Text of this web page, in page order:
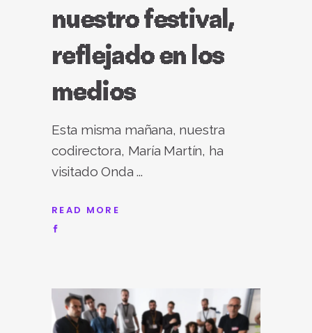
nuestro festival,
reflejado en los
medios
Esta misma mañana, nuestra
codirectora, María Martín, ha
visitado Onda
READ MORE